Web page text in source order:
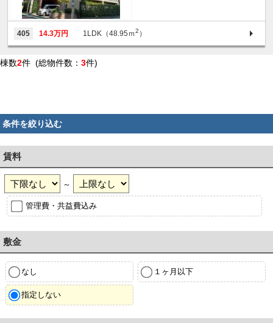
405 14.3万円 1LDK（48.95ｍ2 ）
棟数2件 (総物件数： 3件)
条件を絞り込む
賃料
～
管理費・共益費込み
敷金
なし １ヶ月以下
指定しない